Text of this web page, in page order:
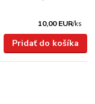
10,00 EUR/ks
Pridať do košíka